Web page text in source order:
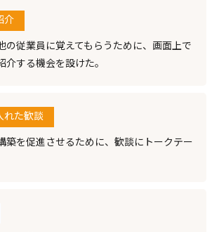
介
の従業員に覚えてもらうために、画面上で
する機会を設けた。
れた歓談
築を促進させるために、歓談にトークテー